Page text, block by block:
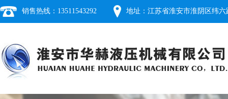
销售热线：13511543292 地址：江苏省淮安市淮阴区纬六